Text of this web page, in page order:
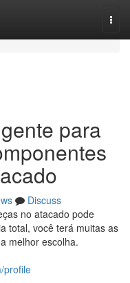
para
Discuss
no atacado pode
total, você terá muitas as
melhor escolha.
profile